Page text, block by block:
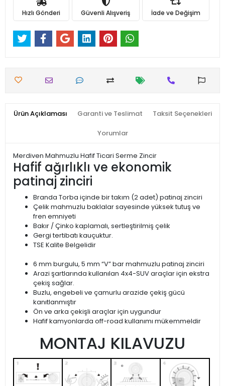
Hızlı Gönderi Güvenli Alışveriş İade ve Değişim
Ürün Açıklaması Garanti ve Teslimat Taksit Seçenekleri
Yorumlar
Merdiven Mahmuzlu Hafif Ticari Serme Zincir
Hafif ağırlıklı ve ekonomik
patinaj zinciri
Branda Torba içinde bir takım (2 adet) patinaj zinciri
Çelik mahmuzlu baklalar sayesinde yüksek tutuş ve
fren emniyeti
Bakır / Çinko kaplamalı, sertleştirilmiş çelik
Gergi tertibatı kauçuktur.
TSE Kalite Belgelidir
6 mm burgulu, 5 mm “V” bar mahmuzlu patinaj zinciri
Arazi şartlarında kullanılan 4x4-SUV araçlar için ekstra
çekiş sağlar.
Buzlu, engebeli ve çamurlu arazide çekiş gücü
kanıtlanmıştır
Ön ve arka çekişli araçlar için uygundur
Hafif kamyonlarda off-road kullanımı mükemmeldir
MONTAJ KILAVUZU